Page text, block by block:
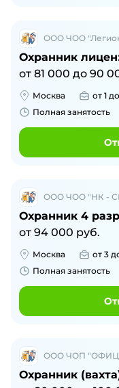
ООО ЧОО
Охранник
от 81 000 до 90
Москва от 1
Полная занятость
ООО ЧОО "НК -
Охранник 4
от 94 000 руб.
Москва от 3
Полная занятость
ООО ЧОП
Охранник